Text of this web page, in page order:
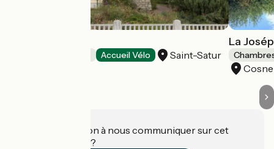
Accueil Vélo Saint-Satur
La
Une information à nous communiquer sur cet
établissement ?